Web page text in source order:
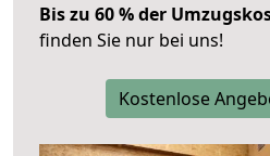
Bis zu 60 % der
finden Sie nur bei uns!
Kostenlose